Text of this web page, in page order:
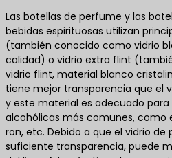
Las botellas de perfume y las
bebidas espirituosas utilizan
(también conocido como vidrio
calidad) o vidrio extra flint
vidrio flint, material blanco
tiene mejor transparencia que el
y este material es adecuado para
alcohólicas más comunes, como
ron, etc. Debido a que el vidrio de
suficiente transparencia, puede